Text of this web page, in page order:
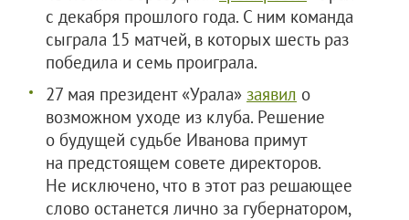
с декабря прошлого года. С ним команда
сыграла 15 матчей, в которых шесть раз
победила и семь проиграла.
27 мая президент «Урала» заявил о
возможном уходе из клуба. Решение
о будущей судьбе Иванова примут
на предстоящем совете директоров.
Не исключено, что в этот раз решающее
слово останется лично за губернатором,